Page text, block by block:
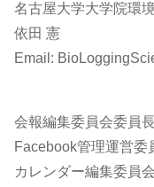
名古屋大学大学院環
依田 憲
Email:
会報編集委員会委員
Facebook管理運営委
カレンダー編集委員